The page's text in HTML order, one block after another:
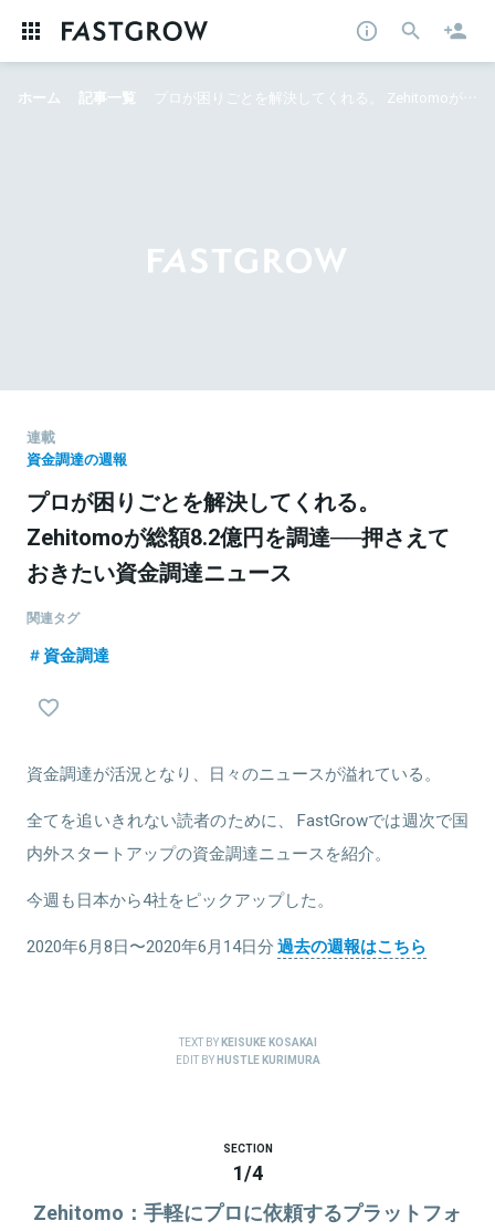
ホーム 記事一覧 プロが困りごとを解決してくれる。 Zehitomoが総額8.2億円を調達──押さえておきたい資金調達ニュース
連載
資金調達の週報
プロが困りごとを解決してくれる。
Zehitomoが総額8.2億円を調達──押さえて
おきたい資金調達ニュース
関連タグ
資金調達
資金調達が活況となり、日々のニュースが溢れている。
全てを追いきれない読者のために、 FastGrowでは週次で国
内外スタートアップの資金調達ニュースを紹介。
今週も日本から4社をピックアップした。
2020年6月8日〜2020年6月14日分過去の週報はこちら
TEXT BYKEISUKE KOSAKAI
EDIT BYHUSTLE KURIMURA
SECTION
1/4
Zehitomo：手軽にプロに依頼するプラットフォ